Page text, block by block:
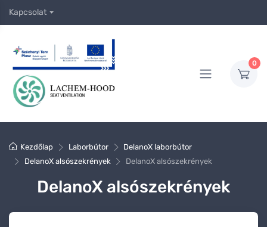
Kapcsolat
0
Kezdőlap Laborbútor
DelanoX laborbútor
DelanoX alsószekrények
DelanoX alsószekrények
DelanoX alsószekrények